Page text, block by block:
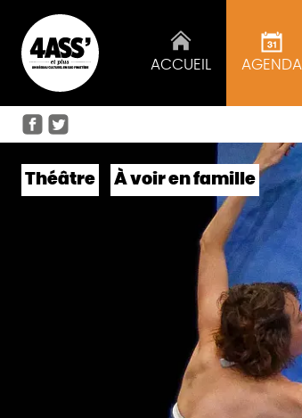
ACCUEIL AGENDA
Théâtre À voir en famille